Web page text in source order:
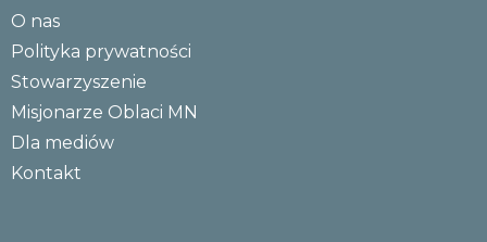
O nas
Polityka prywatności
Stowarzyszenie
Misjonarze Oblaci MN
Dla mediów
Kontakt